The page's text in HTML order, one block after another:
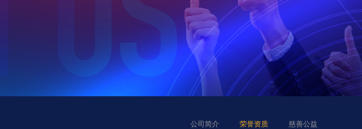
公司简介 荣誉资质 慈善公益